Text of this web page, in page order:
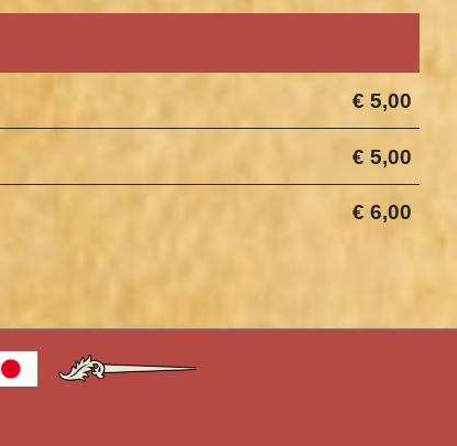
€ 5,00
€ 5,00
€ 6,00